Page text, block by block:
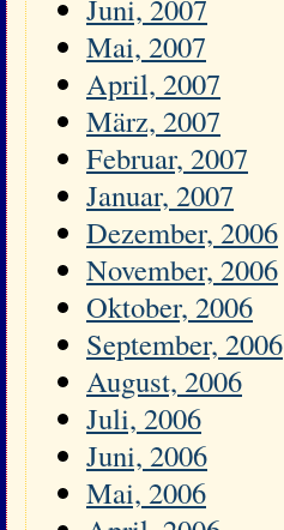
Juni, 2007
Mai, 2007
April, 2007
März, 2007
Februar, 2007
Januar, 2007
Dezember, 2006
November, 2006
Oktober, 2006
September, 2006
August, 2006
Juli, 2006
Juni, 2006
Mai, 2006